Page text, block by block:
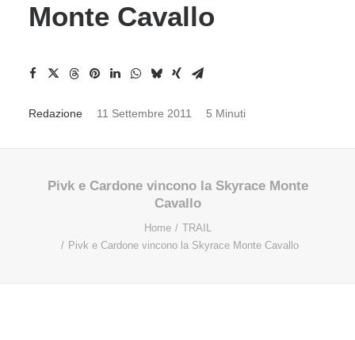
Monte Cavallo
Redazione 11 Settembre 2011 5 Minuti
Pivk e Cardone vincono la Skyrace Monte
Cavallo
Home
TRAIL
Pivk e Cardone vincono la Skyrace Monte Cavallo